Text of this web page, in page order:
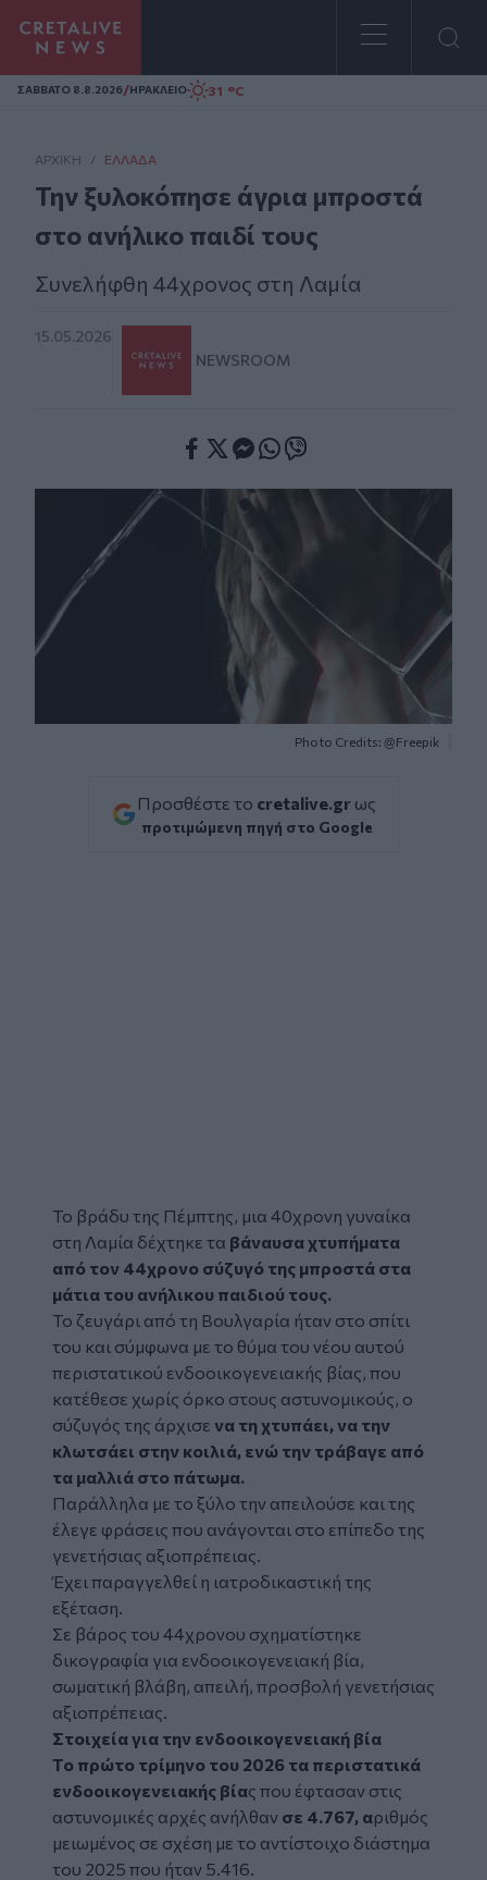
Homepage
ΣAΒΒΑΤΟ 8.8.2026/ΗΡΑΚΛΕΙΟ 31 °C
ΑΡΧΙΚΗ / ΕΛΛΆΔΑ
Την ξυλοκόπησε άγρια μπροστά
στο ανήλικο παιδί τους
Συνελήφθη 44χρονος στη Λαμία
15.05.2026
NEWSROOM
Photo Credits: @Freepik
Προσθέστε το cretalive.gr ως
προτιμώμενη πηγή στο Google
Το βράδυ της Πέμπτης, μια 40χρονη γυναίκα
στη Λαμία δέχτηκε τα βάναυσα χτυπήματα
από τον 44χρονο σύζυγό της μπροστά στα
μάτια του ανήλικου παιδιού τους.
Το ζευγάρι από τη Βουλγαρία ήταν στο σπίτι
του και σύμφωνα με το θύμα του νέου αυτού
περιστατικού ενδοοικογενειακής βίας, που
κατέθεσε χωρίς όρκο στους αστυνομικούς, ο
σύζυγός της άρχισε να τη χτυπάει, να την
κλωτσάει στην κοιλιά, ενώ την τράβαγε από
τα μαλλιά στο πάτωμα.
Παράλληλα με το ξύλο την απειλούσε και της
έλεγε φράσεις που ανάγονται στο επίπεδο της
γενετήσιας αξιοπρέπειας.
Έχει παραγγελθεί η ιατροδικαστική της
εξέταση.
Σε βάρος του 44χρονου σχηματίστηκε
δικογραφία για ενδοοικογενειακή βία,
σωματική βλάβη, απειλή, προσβολή γενετήσιας
αξιοπρέπειας.
Στοιχεία για την ενδοοικογενειακή βία
Το πρώτο τρίμηνο του 2026 τα περιστατικά
ενδοοικογενειακής βίας που έφτασαν στις
αστυνομικές αρχές ανήλθαν σε 4.767, αριθμός
μειωμένος σε σχέση με το αντίστοιχο διάστημα
του 2025 που ήταν 5.416.